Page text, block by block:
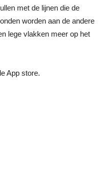
met de lijnen die de
worden aan de andere
lege vlakken meer op het
App store.